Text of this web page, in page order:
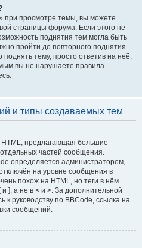
при просмотре темы, вы можете
страницы форума. Если этого не
поднятия тем могла быть
пройти до повторного поднятия
тему, просто ответив на неё,
вы не нарушаете правила
и типы создаваемых тем
предлагающая большие
частей сообщения.
определяется администратором,
на уровне сообщения в
похож на HTML, но теги в нём
], а не в < и >. За дополнительной
руководству по BBCode, ссылка на
сообщений.